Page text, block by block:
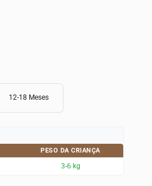
12-18 Meses
PESO DA CRIANÇA
3-6 kg